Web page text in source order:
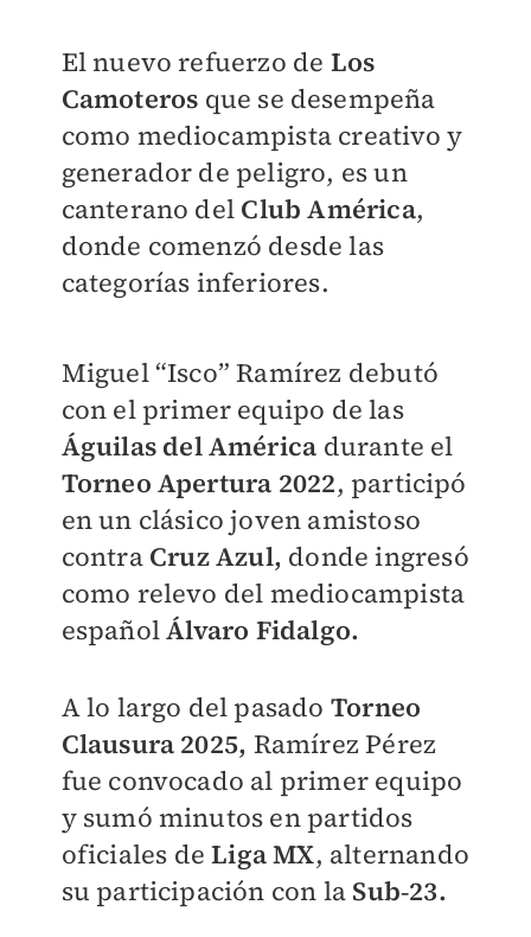
El nuevo refuerzo de Los
Camoteros que se desempeña
como mediocampista creativo y
generador de peligro, es un
canterano del Club América,
donde comenzó desde las
categorías inferiores.
Miguel “Isco” Ramírez debutó
con el primer equipo de las
Águilas del América durante el
Torneo Apertura 2022, participó
en un clásico joven amistoso
contra Cruz Azul, donde ingresó
como relevo del mediocampista
españolÁlvaro Fidalgo.
A lo largo del pasado Torneo
Clausura 2025, Ramírez Pérez
fue convocado al primer equipo
y sumó minutos en partidos
oficiales deLiga MX, alternando
su participación con la Sub‑23.